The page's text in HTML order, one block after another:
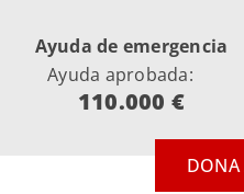
Ayuda de emergencia
Ayuda aprobada:
110.000 €
DONA